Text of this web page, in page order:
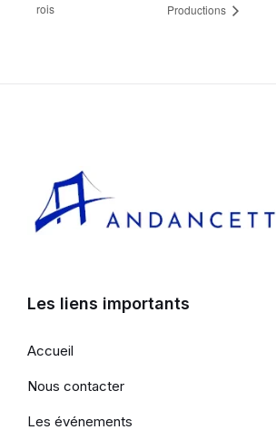
rois
Productions
Les liens importants
Accueil
Nous contacter
Les événements